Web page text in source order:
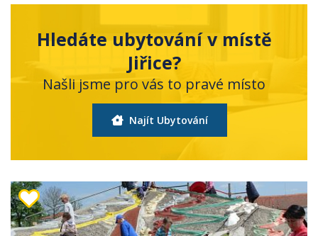
Hledáte ubytování v místě
Jiřice?
Našli jsme pro vás to pravé místo
Najít Ubytování